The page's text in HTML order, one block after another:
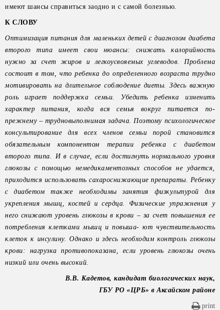
имеют шансы справиться заодно и с самой болезнью.
К СЛОВУ
Оптимизация питания для маленьких детей с диагнозом диабета
второго типа имеет свои нюансы: снижать калорийность
нужно за счет жиров и легкоусвояемых углеводов. Проблема
состоит в том, что ребенка до определенного возраста трудно
мотивировать на длительное соблюдение диеты. Здесь важную
роль играет поддержка семьи. Убедить ребенка изменить
характер питания, когда вся семья вокруг питается по-
прежнему – трудновыполнимая задача. Поэтому психологическое
консультирование для всех членов семьи порой становится
обязательным компонентом терапии ребенка с диабетом
второго типа. И в случае, если достигнуть нормального уровня
глюкозы с помощью немедикаментозных способов не удается,
приходится использовать сахароснижающие препараты. Ребенку
с диабетом также необходимы занятия физкультурой для
укрепления мышц, костей и сердца. Физические упражнения у
него снижают уровень глюкозы в крови – за счет повышения ее
потребления клетками мышц и повыша- ют чувствительность
клеток к инсулину. Однако и здесь необходим контроль глюкозы
крови: нагрузка противопоказана, если уровень глюкозы очень
низкий или очень высокий.
В.В. Кадетов, кандидат биологических наук,
ГБУ РО «ЦРБ» в Аксайском районе
print